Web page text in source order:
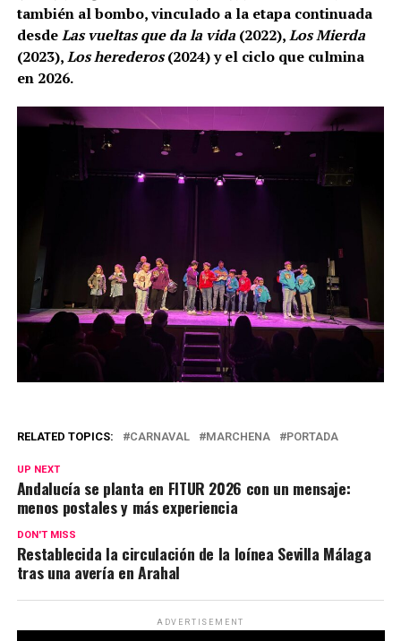
también al bombo, vinculado a la etapa continuada
desdeLas vueltas que da la vida(2022),Los Mierda
(2023),Los herederos(2024) y el ciclo que culmina
en 2026.
RELATED TOPICS: CARNAVAL MARCHENA PORTADA
UP NEXT
Andalucía se planta en FITUR 2026 con un mensaje:
menos postales y más experiencia
DON'T MISS
Restablecida la circulación de la loínea Sevilla Málaga
tras una avería en Arahal
ADVERTISEMENT